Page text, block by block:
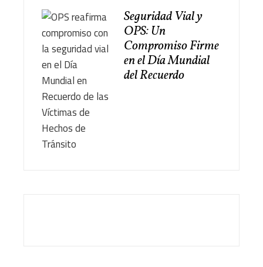
Seguridad Vial y
OPS: Un
Compromiso Firme
en el Día Mundial
del Recuerdo